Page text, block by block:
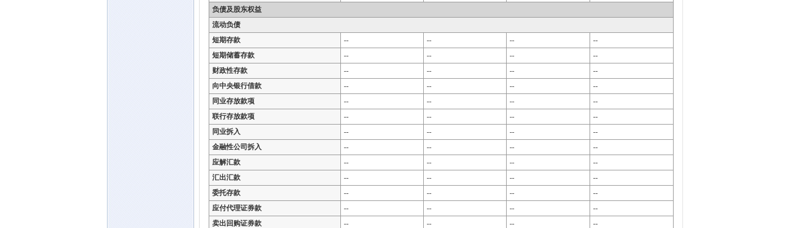
负债及股东权益
流动负债
短期存款
-- -- --
--
短期储蓄存款
-- -- --
--
财政性存款
-- -- --
--
向中央银行借款
-- -- --
--
同业存放款项
-- -- --
--
联行存放款项
-- -- --
--
同业拆入
-- -- --
--
金融性公司拆入
-- -- --
--
应解汇款
-- -- --
--
汇出汇款
-- -- --
--
委托存款
-- -- --
--
应付代理证券款
-- -- --
--
卖出回购证券款
-- -- --
--